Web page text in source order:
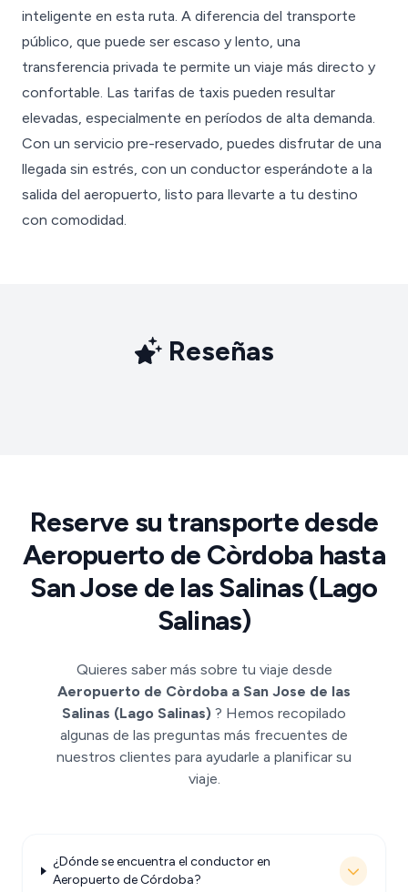
inteligente en esta ruta. A diferencia del transporte
público, que puede ser escaso y lento, una
transferencia privada te permite un viaje más directo y
confortable. Las tarifas de taxis pueden resultar
elevadas, especialmente en períodos de alta demanda.
Con un servicio pre-reservado, puedes disfrutar de una
llegada sin estrés, con un conductor esperándote a la
salida del aeropuerto, listo para llevarte a tu destino
con comodidad.
Reseñas
Reserve su transporte desde
Aeropuerto de Còrdoba hasta
San Jose de las Salinas (Lago
Salinas)
Quieres saber más sobre tu viaje desde
Aeropuerto de Còrdoba a San Jose de las
Salinas (Lago Salinas) ? Hemos recopilado
algunas de las preguntas más frecuentes de
nuestros clientes para ayudarle a planificar su
viaje.
¿Dónde se encuentra el conductor en
Aeropuerto de Córdoba?